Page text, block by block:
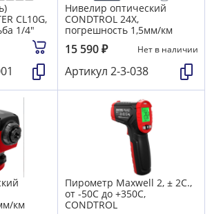
CL10G,
1/4"
Нивелир оптический
CONDTROL 24X,
погрешность 1,5мм/км
15 590₽ Нет в наличии
Артикул 2-3-038
км
Пирометр Maxwell 2, ± 2C.,
от -50C до +350C,
CONDTROL